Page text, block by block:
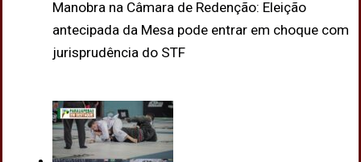
Manobra na Câmara de Redenção: Eleição
antecipada da Mesa pode entrar em choque com
jurisprudência do STF